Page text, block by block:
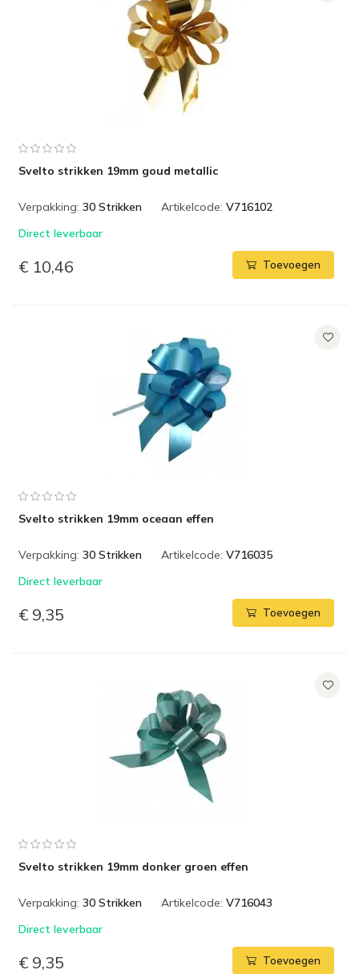
Svelto strikken 19mm goud metallic
Verpakking: 30 Strikken Artikelcode: V716102
Direct leverbaar
€ 10,46 Toevoegen
Svelto strikken 19mm oceaan effen
Verpakking: 30 Strikken Artikelcode: V716035
Direct leverbaar
€ 9,35 Toevoegen
Svelto strikken 19mm donker groen effen
Verpakking: 30 Strikken Artikelcode: V716043
Direct leverbaar
€ 9,35 Toevoegen